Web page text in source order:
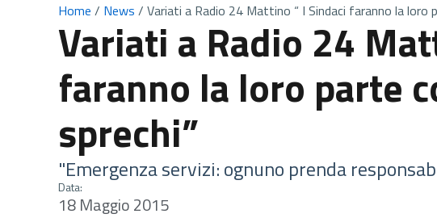
Home / News / Variati a Radio 24 Mattino “ I Sindaci faranno la loro
Variati a Radio 24
faranno la loro parte
sprechi”
"Emergenza servizi: ognuno prenda
Data:
18 Maggio 2015